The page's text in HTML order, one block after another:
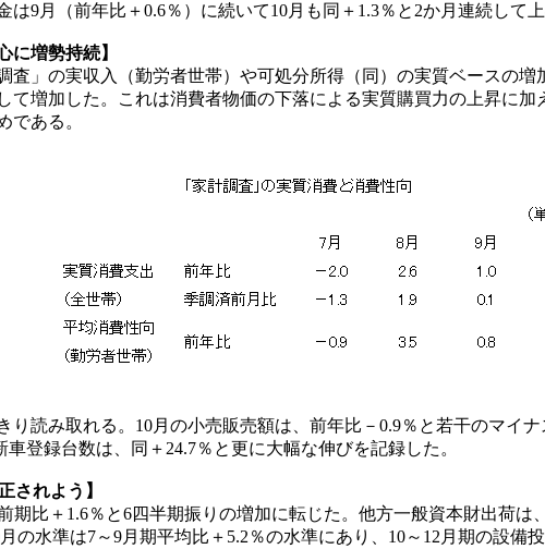
9月（前年比＋0.6％）に続いて10月も同＋1.3％と2か月連続して上
に増勢持続】
」の実収入（勤労者世帯）や可処分所得（同）の実質ベースの
て増加した。これは消費者物価の下落による実質購買力の上昇に
である。
読み取れる。10月の小売販売額は、前年比－0.9％と若干のマイ
登録台数は、同＋24.7％と更に大幅な伸びを記録した。
されよう】
比＋1.6％と6四半期振りの増加に転じた。他方一般資本財出荷は
の水準は7～9月期平均比＋5.2％の水準にあり、10～12月期の設備